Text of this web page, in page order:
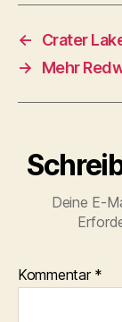
←
Crater
→
Mehr
Deine E-
Kommentar *